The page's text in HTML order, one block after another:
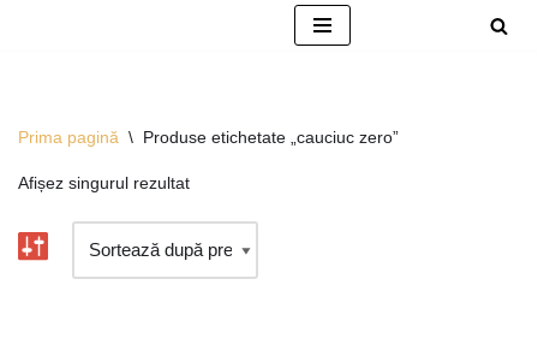
Prima pagină \ Produse etichetate „cauciuc zero”
Afișez singurul rezultat